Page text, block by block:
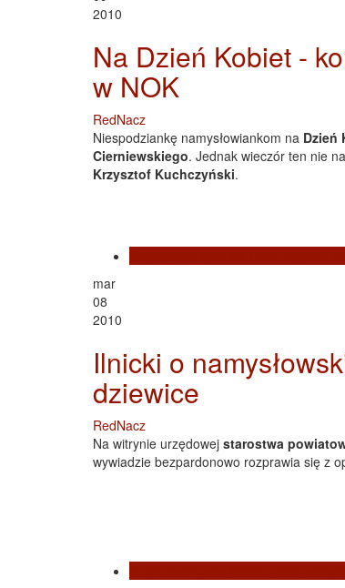
2010
Na Dzień Kobiet -
w NOK
RedNacz
Niespodziankę namysłowiankom na Dzień
Cierniewskiego. Jednak wieczór ten nie
Krzysztof Kuchczyński.
mar
08
2010
Ilnicki o
dziewice
RedNacz
Na witrynie urzędowej starostwa
wywiadzie bezpardonowo rozprawia się z